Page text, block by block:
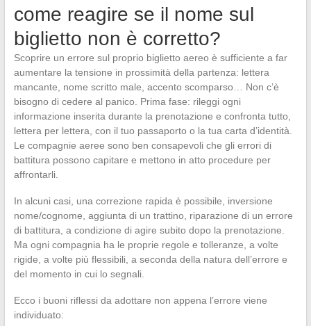
come reagire se il nome sul
biglietto non è corretto?
Scoprire un errore sul proprio biglietto aereo è sufficiente a far
aumentare la tensione in prossimità della partenza: lettera
mancante, nome scritto male, accento scomparso… Non c’è
bisogno di cedere al panico. Prima fase: rileggi ogni
informazione inserita durante la prenotazione e confronta tutto,
lettera per lettera, con il tuo passaporto o la tua carta d’identità.
Le compagnie aeree sono ben consapevoli che gli errori di
battitura possono capitare e mettono in atto procedure per
affrontarli.
In alcuni casi, una correzione rapida è possibile, inversione
nome/cognome, aggiunta di un trattino, riparazione di un errore
di battitura, a condizione di agire subito dopo la prenotazione.
Ma ogni compagnia ha le proprie regole e tolleranze, a volte
rigide, a volte più flessibili, a seconda della natura dell’errore e
del momento in cui lo segnali.
Ecco i buoni riflessi da adottare non appena l’errore viene
individuato: